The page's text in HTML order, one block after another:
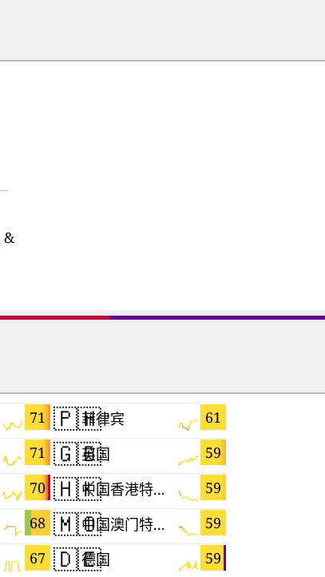
&
71
71
70
68
67
🇵🇭 61
菲律宾
🇬🇧 59
英国
🇭🇰 59
中国香港特别行政区
🇲🇴 59
中国澳门特别行政区
🇩🇪 59
德国